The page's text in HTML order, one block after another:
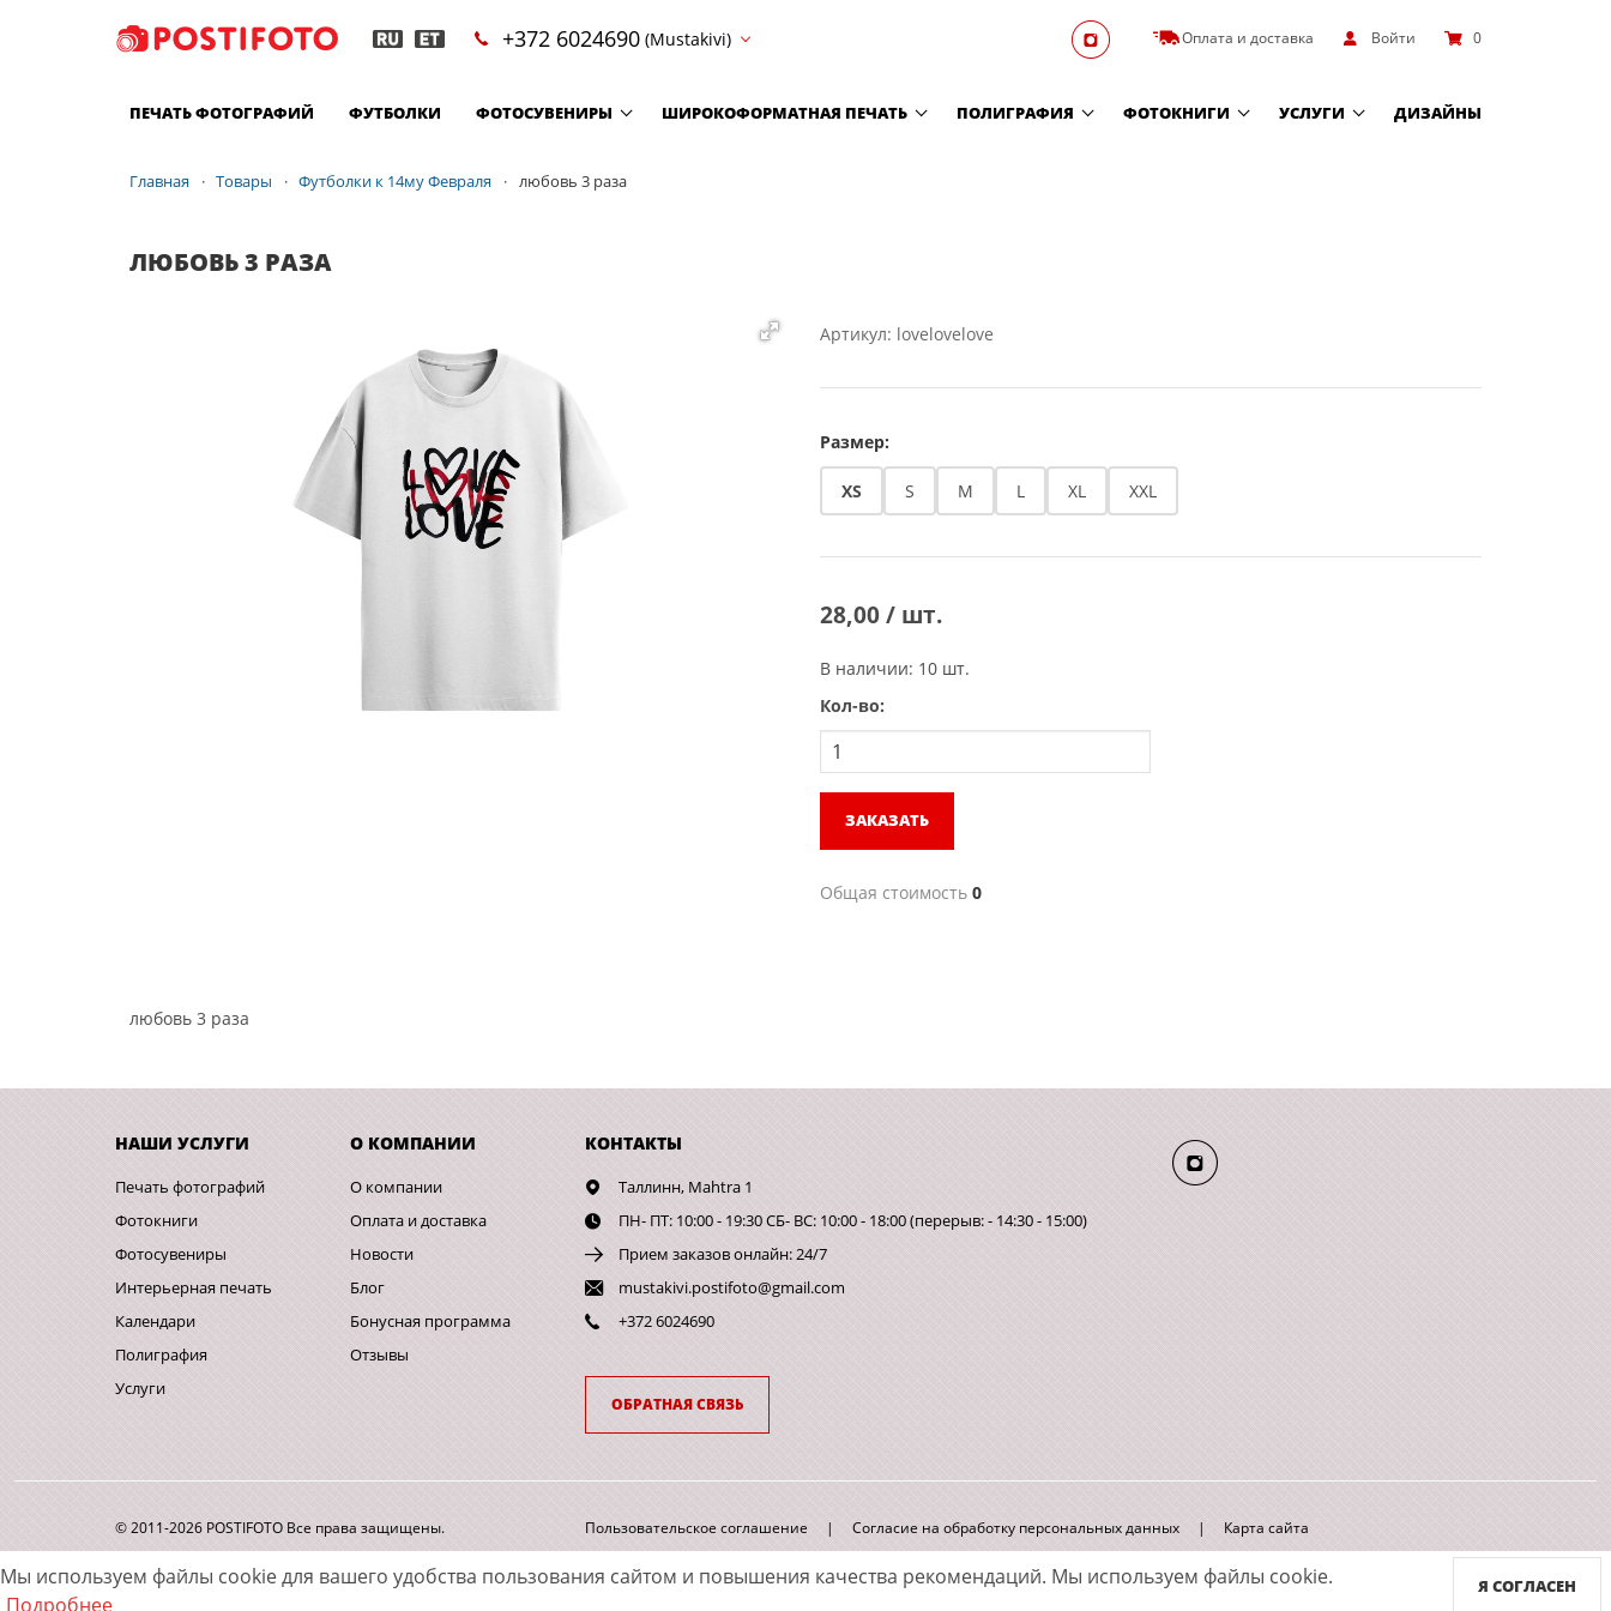
+372 6024690 (Mustakivi) Оплата и доставка Войти 0
ПЕЧАТЬ ФОТОГРАФИЙ ФУТБОЛКИ ФОТОСУВЕНИРЫ ШИРОКОФОРМАТНАЯ ПЕЧАТЬ ПОЛИГРАФИЯ ФОТОКНИГИ УСЛУГИ ДИЗАЙНЫ
Главная Товары Футболки к 14му Февраля любовь 3 раза
ЛЮБОВЬ 3 РАЗА
Артикул: lovelovelove
Размер:
XS S M L XL XXL
28,00 / шт.
В наличии: 10 шт.
Кол-во:
ЗАКАЗАТЬ
Общая стоимость 0
любовь 3 раза
Мы используем файлы cookie для вашего удобства пользования сайтом и повышения качества рекомендаций. Мы используем файлы cookie.
Подробнее
Я СОГЛАСЕН
НАШИ УСЛУГИ
Печать фотографий
Фотокниги
Фотосувениры
Интерьерная печать
Календари
Полиграфия
Услуги
О КОМПАНИИ
О компании
Оплата и доставка
Новости
Блог
Бонусная программа
Отзывы
КОНТАКТЫ
Таллинн, Mahtra 1
ПН- ПТ: 10:00 - 19:30 СБ- ВС: 10:00 - 18:00 (перерыв: - 14:30 - 15:00)
Прием заказов онлайн: 24/7
mustakivi.postifoto@gmail.com
+372 6024690
ОБРАТНАЯ СВЯЗЬ
© 2011-2026 POSTIFOTO Все права защищены. Пользовательское соглашение | Согласие на обработку персональных данных | Карта сайта
Принимаем к оплате